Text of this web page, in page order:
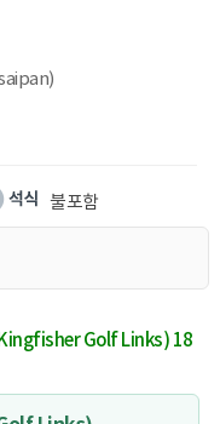
불포함
Golf Links) 18